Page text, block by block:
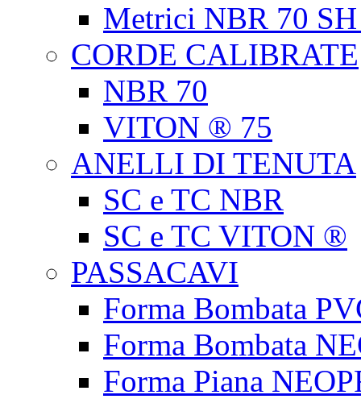
Metrici NBR 70
CORDE CALIBRATE
NBR 70
VITON ® 75
ANELLI DI TENUTA
SC e TC NBR
SC e TC VITON ®
PASSACAVI
Forma Bombata
Forma Bombata
Forma Piana